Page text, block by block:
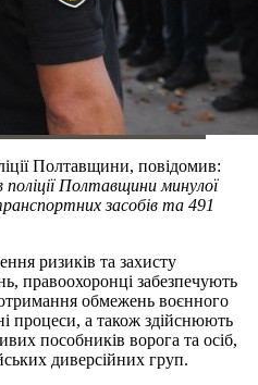
Полтавщини, повідомив:
поліції Полтавщини минулої
засобів та 491
ризиків та захисту
правоохоронці забезпечують
обмежень воєнного
процеси, а також здійснюють
пособників ворога та осіб,
диверсійних груп.